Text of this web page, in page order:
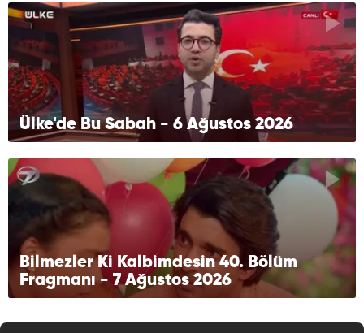
Ülke'de Bu Sabah - 6 Ağustos 2026
Bilmezler Ki Kalbimdesin 40. Bölüm
Fragmanı - 7 Ağustos 2026